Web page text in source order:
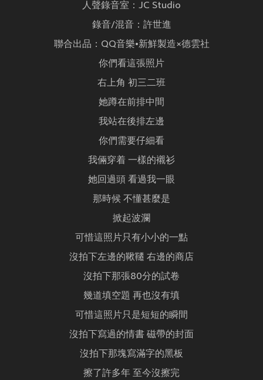
人聲錄音室：JC Studio
錄音/混音：許世進
聯合出品：QQ音樂•新鮮製造×德雲社
你們看這張照片
右上角 初三二班
她蹲在前排中間
我站在後排左邊
你們需要仔細看
我倆穿着 一樣的襯衫
她回過頭 看過我一眼
那時候 不懂甚麼是
掀起波瀾
可惜這照片只有小小的一點
沒拍下左邊的鞦韆 右邊的商店
沒拍下那張80分的試卷
幾道填空題 再也沒有填
可惜這照片只是短短的瞬間
沒拍下寫過的情書 磁帶的封面
沒拍下那塊寫滿字的黑板
擦了許多年 至今沒擦完